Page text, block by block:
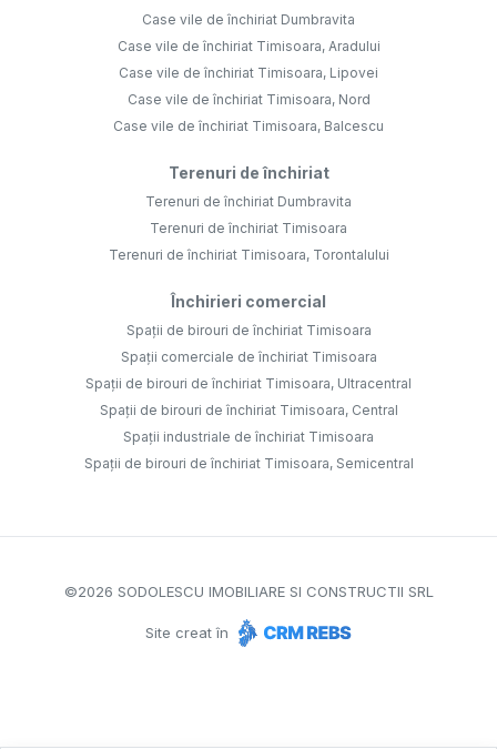
Case vile de închiriat Dumbravita
Case vile de închiriat Timisoara, Aradului
Case vile de închiriat Timisoara, Lipovei
Case vile de închiriat Timisoara, Nord
Case vile de închiriat Timisoara, Balcescu
Terenuri de închiriat
Terenuri de închiriat Dumbravita
Terenuri de închiriat Timisoara
Terenuri de închiriat Timisoara, Torontalului
Închirieri comercial
Spații de birouri de închiriat Timisoara
Spații comerciale de închiriat Timisoara
Spații de birouri de închiriat Timisoara, Ultracentral
Spații de birouri de închiriat Timisoara, Central
Spații industriale de închiriat Timisoara
Spații de birouri de închiriat Timisoara, Semicentral
©2026 SODOLESCU IMOBILIARE SI CONSTRUCTII SRL
Site creat în